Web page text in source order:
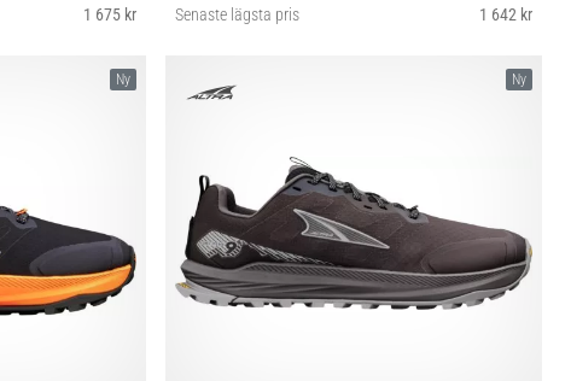
1 675 kr Senaste lägsta pris 1 642 kr
40½ 41 42 42½ 43 44 44½ 45 46 46½ 47 48 49 50
Ny Ny